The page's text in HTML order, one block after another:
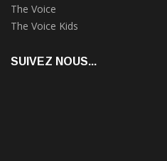
The Voice
The Voice Kids
SUIVEZ NOUS...